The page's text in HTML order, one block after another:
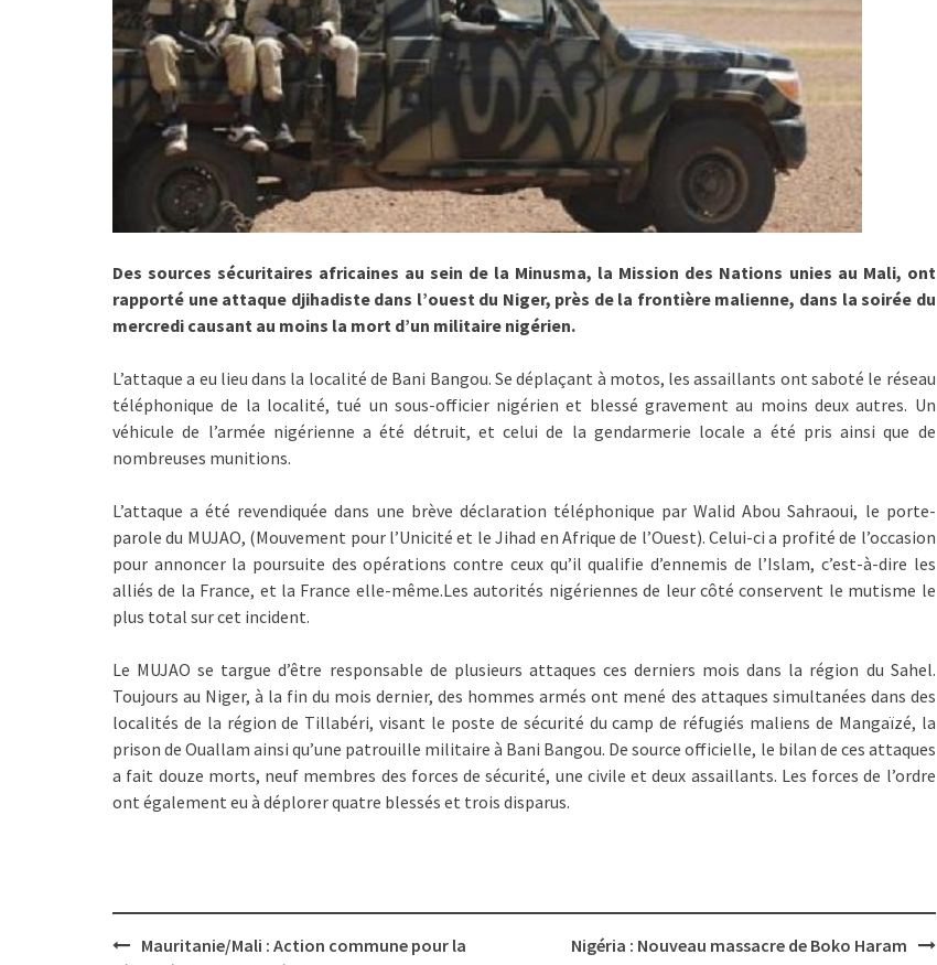
Des sources sécuritaires africaines au sein de la Minusma, la Mission des Nations unies au Mali, ont
rapporté une attaque djihadiste dans l’ouest du Niger, près de la frontière malienne, dans la soirée du
mercredi causant au moins la mort d’un militaire nigérien.
L’attaque a eu lieu dans la localité de Bani Bangou. Se déplaçant à motos, les assaillants ont saboté le réseau
téléphonique de la localité, tué un sous-officier nigérien et blessé gravement au moins deux autres. Un
véhicule de l’armée nigérienne a été détruit, et celui de la gendarmerie locale a été pris ainsi que de
nombreuses munitions.
L’attaque a été revendiquée dans une brève déclaration téléphonique par Walid Abou Sahraoui, le porte-
parole du MUJAO, (Mouvement pour l’Unicité et le Jihad en Afrique de l’Ouest). Celui-ci a profité de l’occasion
pour annoncer la poursuite des opérations contre ceux qu’il qualifie d’ennemis de l’Islam, c’est-à-dire les
alliés de la France, et la France elle-même.Les autorités nigériennes de leur côté conservent le mutisme le
plus total sur cet incident.
Le MUJAO se targue d’être responsable de plusieurs attaques ces derniers mois dans la région du Sahel.
Toujours au Niger, à la fin du mois dernier, des hommes armés ont mené des attaques simultanées dans des
localités de la région de Tillabéri, visant le poste de sécurité du camp de réfugiés maliens de Mangaïzé, la
prison de Ouallam ainsi qu’une patrouille militaire à Bani Bangou. De source officielle, le bilan de ces attaques
a fait douze morts, neuf membres des forces de sécurité, une civile et deux assaillants. Les forces de l’ordre
ont également eu à déplorer quatre blessés et trois disparus.
PostMauritanie/Mali : Action commune pour la
Nigéria : Nouveau massacre de Boko Haram